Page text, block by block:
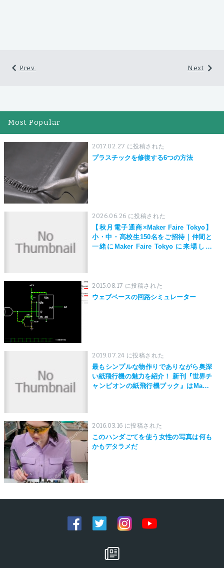
Next
Prev.
Most Popular
2017.02.27 に投稿された
プラスチックを修復する6つの方法
2026.06.26 に投稿された
【秋月電子通商×Maker Faire Tokyo】
小・中・高校生150名をご招待｜仲間と
一緒にMaker Faire Tokyo に来場しよ
2015.08.17 に投稿された
ウェブベースの回路シミュレーター
2019.07.24 に投稿された
最もシンプルな物作りでありながら奥深
い紙飛行機の魅力を紹介！ 新刊『世界チ
ャンピオンの紙飛行機ブック』はMaker
2016.03.16 に投稿された
このハンダごてを使う女性の写真は何も
かもデタラメだ